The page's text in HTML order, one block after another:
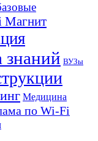
Магнит
знаний ВУЗы
Медицина
по Wi-Fi